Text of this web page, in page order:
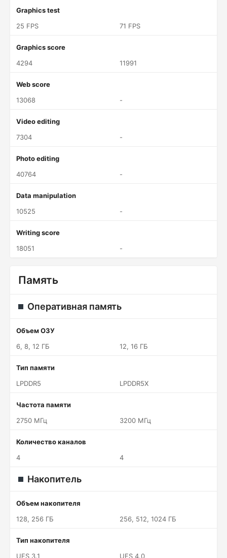
Graphics test
25 FPS
71 FPS
Graphics score
4294
11991
Web score
13068
-
Video editing
7304
-
Photo editing
40764
-
Data manipulation
10525
-
Writing score
18051
-
Память
Оперативная память
Объем ОЗУ
6, 8, 12 ГБ
12, 16 ГБ
Тип памяти
LPDDR5
LPDDR5X
Частота памяти
2750 МГц
3200 МГц
Количество каналов
4
4
Накопитель
Объем накопителя
128, 256 ГБ
256, 512, 1024 ГБ
Тип накопителя
UFS 3.1
UFS 4.0